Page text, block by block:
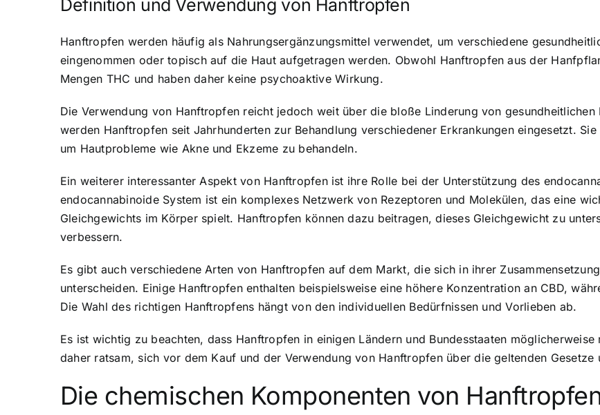
Definition und Verwendung von Hanftropfen
Hanftropfen werden häufig als Nahrungsergänzungsmittel verwendet, um verschiedene
eingenommen oder topisch auf die Haut aufgetragen werden. Obwohl Hanftropfen aus der
Mengen THC und haben daher keine psychoaktive Wirkung.
Die Verwendung von Hanftropfen reicht jedoch weit über die bloße Linderung von
werden Hanftropfen seit Jahrhunderten zur Behandlung verschiedener Erkrankungen eingesetzt.
um Hautprobleme wie Akne und Ekzeme zu behandeln.
Ein weiterer interessanter Aspekt von Hanftropfen ist ihre Rolle bei der Unterstützung des
endocannabinoide System ist ein komplexes Netzwerk von Rezeptoren und Molekülen, das eine
Gleichgewichts im Körper spielt. Hanftropfen können dazu beitragen, dieses Gleichgewicht zu
verbessern.
Es gibt auch verschiedene Arten von Hanftropfen auf dem Markt, die sich in ihrer
unterscheiden. Einige Hanftropfen enthalten beispielsweise eine höhere Konzentration an CBD,
Die Wahl des richtigen Hanftropfens hängt von den individuellen Bedürfnissen und Vorlieben ab.
Es ist wichtig zu beachten, dass Hanftropfen in einigen Ländern und Bundesstaaten
daher ratsam, sich vor dem Kauf und der Verwendung von Hanftropfen über die geltenden
Die chemischen Komponenten von